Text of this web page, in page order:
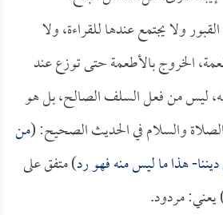
ولا يجتمع عندها للقراءة، ولا
الخروج بالأطعمة حتى توزع عند
ليس من فعل السلف الصالح، بل هو
والسلام في الحديث الصحيح: (من
هذا ما ليس منه فهو رد) متفق على
مردود.